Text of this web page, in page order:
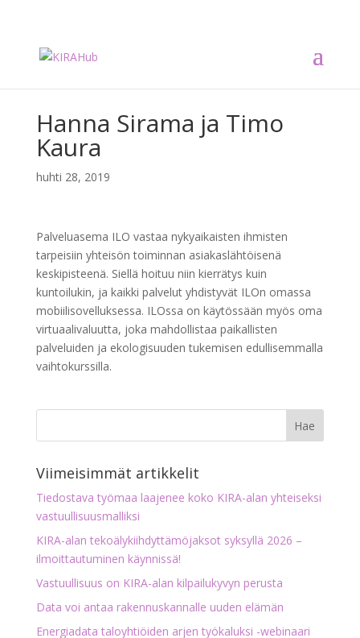
Hanna Sirama ja Timo
Kaura
huhti 28, 2019
Palveluasema ILO vastaa nykyaikaisten ihmisten
tarpeisiin yhteisön toiminnan asiakaslähtöisenä
keskipisteenä. Siellä hoituu niin kierrätys kuin
kuntoilukin, ja kaikki palvelut yhdistyvät ILOn omassa
mobiilisovelluksessa. ILOssa on käytössään myös oma
virtuaalivaluutta, joka mahdollistaa paikallisten
palveluiden ja ekologisuuden tukemisen edullisemmalla
vaihtokurssilla.
Viimeisimmät artikkelit
Tiedostava työmaa laajenee koko KIRA-alan yhteiseksi
vastuullisuusmalliksi
KIRA-alan tekoälykiihdyttämöjaksot syksyllä 2026 –
ilmoittautuminen käynnissä!
Vastuullisuus on KIRA-alan kilpailukyvyn perusta
Data voi antaa rakennuskannalle uuden elämän
Energiadata taloyhtiöiden arjen työkaluksi -webinaari